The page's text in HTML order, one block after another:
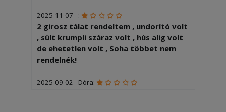
2025-11-07 - :
2 girosz tálat rendeltem , undorító volt
, sült krumpli száraz volt , hús alig volt
de ehetetlen volt , Soha többet nem
rendelnék!
2025-09-02 - Dóra: